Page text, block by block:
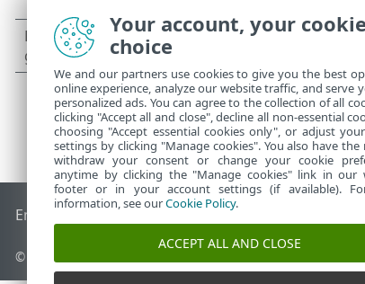
End of Life Base de connaissances ESET
© 1992 - 2026 ESET, spol. s r.o. - Tous droits réservés.
Your account, your
choice
We and our partners use cookies to give you the best
online experience, analyze our website traffic, and serve
personalized ads. You can agree to the collection of all
clicking "Accept all and close", decline all non-essential
choosing "Accept essential cookies only", or adjust
settings by clicking "Manage cookies". You also have
withdraw your consent or change your cookie
anytime by clicking the "Manage cookies" link in our
footer or in your account settings (if available).
information, see ourCookie Policy.
ACCEPT ALL AND CLOSE